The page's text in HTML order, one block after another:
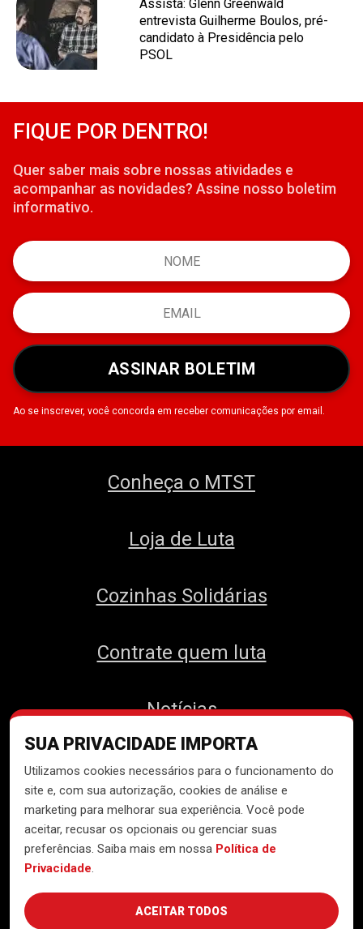
Assista: Glenn Greenwald
entrevista Guilherme Boulos, pré-
candidato à Presidência pelo
PSOL
SUA PRIVACIDADE IMPORTA
Utilizamos cookies necessários para o funcionamento do
site e, com sua autorização, cookies de análise e
marketing para melhorar sua experiência. Você pode
aceitar, recusar os opcionais ou gerenciar suas
preferências. Saiba mais em nossa Política de
Privacidade.
ACEITAR TODOS
FIQUE POR DENTRO!
Quer saber mais sobre nossas atividades e
acompanhar as novidades? Assine nosso boletim
informativo.
ASSINAR BOLETIM
Ao se inscrever, você concorda em receber comunicações por email.
Conheça o MTST
Loja de Luta
Cozinhas Solidárias
Contrate quem luta
Notícias
Contato
Desenvolvido peloNúcleo de
Tecnologia do MTST